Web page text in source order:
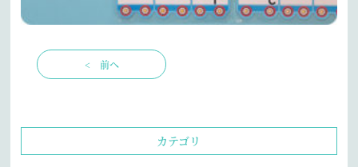
< 前へ
カテゴリ